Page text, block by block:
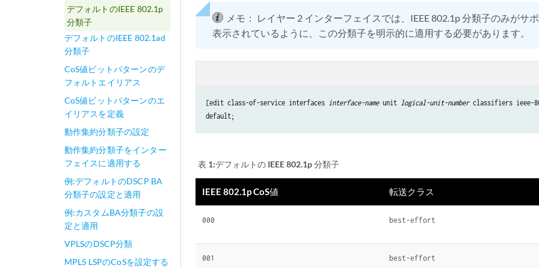
デフォルトのIEEE 802.1p
分類子
デフォルトのIEEE 802.1ad
分類子
CoS値ビットパターンのデ
フォルトエイリアス
CoS値ビットパターンのエ
イリアスを定義
動作集約分類子の設定
動作集約分類子をインター
フェイスに適用する
例:デフォルトのDSCP BA
分類子の設定と適用
例:カスタムBA分類子の設
定と適用
VPLSのDSCP分類
MPLS LSPのCoSを設定する
メモ：
レイヤー 2 インターフェイスでは、IEEE 802.1p 分類子のみがサ
表示されているように、この分類子を明示的に適用する必要があります。
[edit class-of-service interfaces interface-name unit logical-unit-number classifiers ieee-
表 1:デフォルトの IEEE 802.1p 分類子
IEEE 802.1p CoS値 転送クラス
000 best-effort
001 best-effort